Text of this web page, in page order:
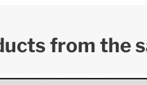
from the